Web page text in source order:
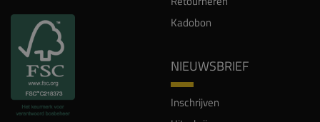
Kadobon
NIEUWSBRIEF
Inschrijven